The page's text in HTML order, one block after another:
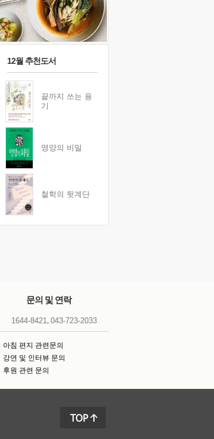
12월 추천도서
끝까지 쓰는 용
기
영양의 비밀
철학의 뒷계단
문의 및 연락
1644-8421, 043-723-2033
아침 편지 관련문의
강연 및 인터뷰 문의
후원 관련 문의